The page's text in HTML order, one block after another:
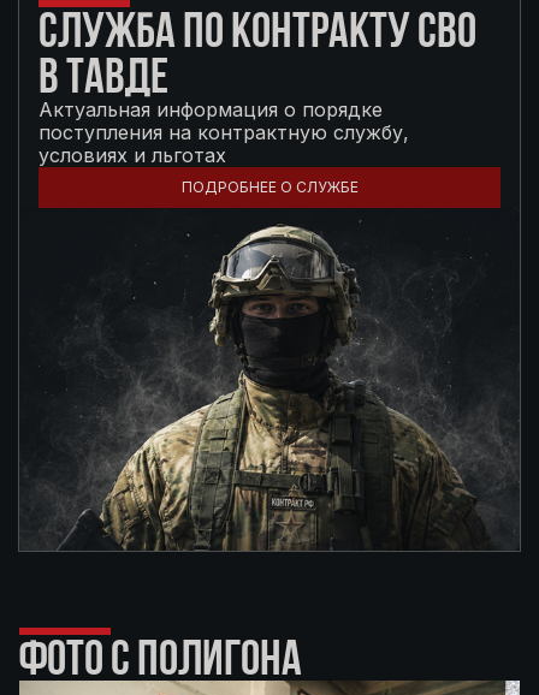
СЛУЖБА ПО КОНТРАКТУ СВО
В ТАВДЕ
Актуальная информация о порядке
поступления на контрактную службу,
условиях и льготах
ПОДРОБНЕЕ О СЛУЖБЕ
ФОТО С ПОЛИГОНА